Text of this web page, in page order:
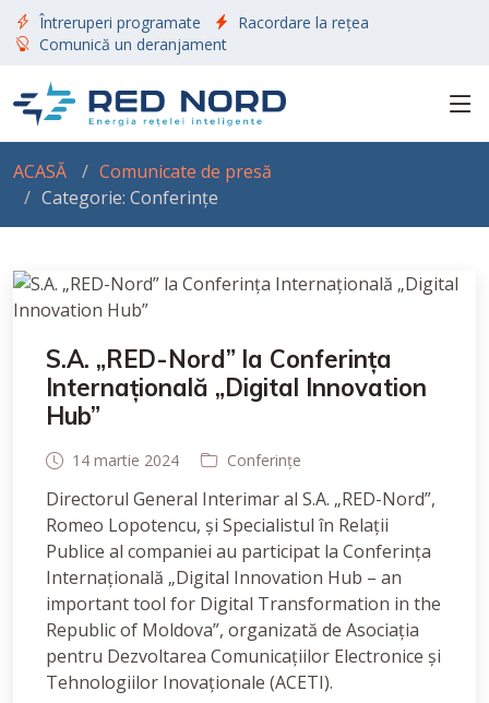
Întreruperi programate
Racordare la rețea
Comunică un deranjament
ACASĂ
Comunicate de presă
Categorie: Conferințe
S.A. „RED-Nord” la Conferința
Internațională „Digital Innovation
Hub”
14 martie 2024 Conferințe
Directorul General Interimar al S.A. „RED-Nord”,
Romeo Lopotencu, și Specialistul în Relații
Publice al companiei au participat la Conferința
Internațională „Digital Innovation Hub – an
important tool for Digital Transformation in the
Republic of Moldova”, organizată de Asociația
pentru Dezvoltarea Comunicațiilor Electronice și
Tehnologiilor Inovaționale (ACETI).